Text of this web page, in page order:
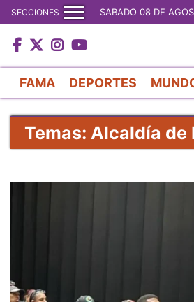
SECCIONES SABADO 08 DE
FAMA DEPORTES
Temas: Alcaldía de